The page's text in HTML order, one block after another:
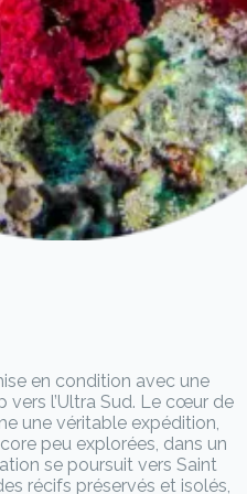
en condition avec une
vers l’Ultra Sud. Le cœur de
une véritable expédition,
peu explorées, dans un
se poursuit vers Saint
récifs préservés et isolés,